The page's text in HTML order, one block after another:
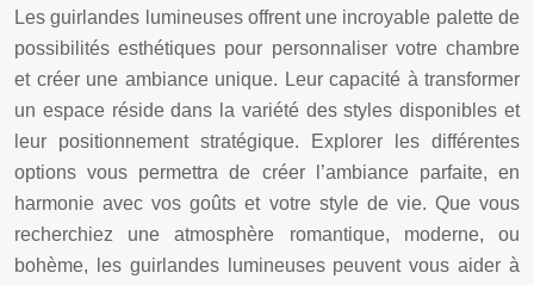
Les guirlandes lumineuses offrent une incroyable palette de
possibilités esthétiques pour personnaliser votre chambre
et créer une ambiance unique. Leur capacité à transformer
un espace réside dans la variété des styles disponibles et
leur positionnement stratégique. Explorer les différentes
options vous permettra de créer l’ambiance parfaite, en
harmonie avec vos goûts et votre style de vie. Que vous
recherchiez une atmosphère romantique, moderne, ou
bohème, les guirlandes lumineuses peuvent vous aider à